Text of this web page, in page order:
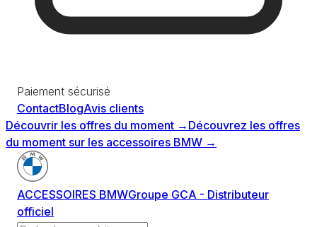
Paiement sécurisé
ContactBlogAvis clients
Découvrir les offres du moment → Découvrez les offres
du moment sur les accessoires BMW →
ACCESSOIRES BMWGroupe GCA - Distributeur
officiel